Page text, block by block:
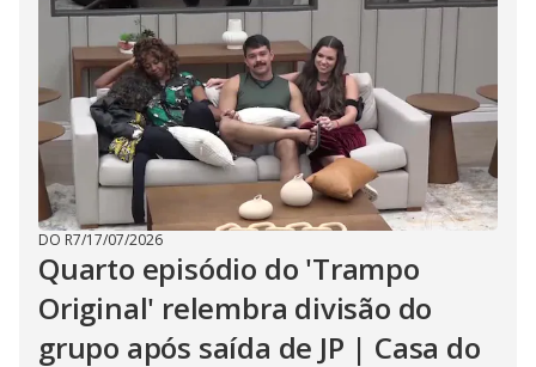
DO R7/17/07/2026
Quarto episódio do 'Trampo
Original' relembra divisão do
grupo após saída de JP | Casa do